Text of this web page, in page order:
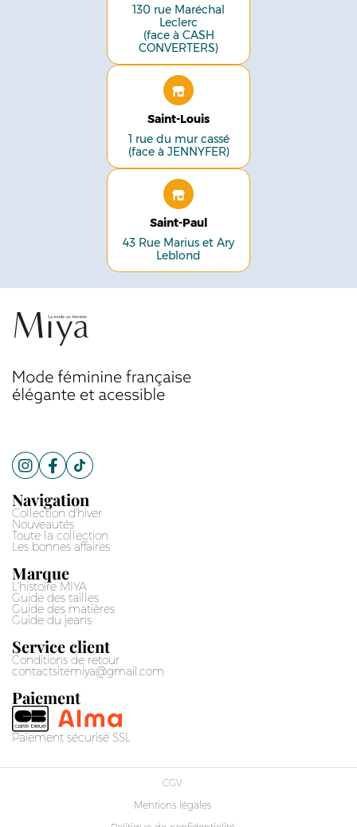
130 rue Maréchal
Leclerc
(face à CASH
CONVERTERS)
Saint-Louis
1 rue du mur cassé
(face à JENNYFER)
Saint-Paul
43 Rue Marius et Ary
Leblond
Navigation
Collection d'hiver
Nouveautés
Toute la collection
Les bonnes affaires
Marque
L'histoire MIYA
Guide des tailles
Guide des matières
Guide du jeans
Service client
Conditions de retour
contactsitemiya@gmail.com
Paiement
Paiement sécurisé SSL
CGV
Mentions légales